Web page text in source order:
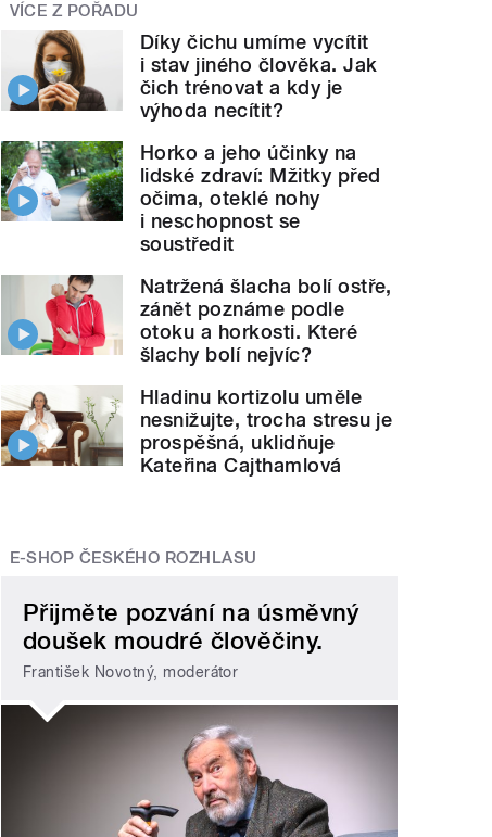
VÍCE Z POŘADU
Díky čichu umíme vycítit
i stav jiného člověka. Jak
čich trénovat a kdy je
výhoda necítit?
Horko a jeho účinky na
lidské zdraví: Mžitky před
očima, oteklé nohy
i neschopnost se
soustředit
Natržená šlacha bolí ostře,
zánět poznáme podle
otoku a horkosti. Které
šlachy bolí nejvíc?
Hladinu kortizolu uměle
nesnižujte, trocha stresu je
prospěšná, uklidňuje
Kateřina Cajthamlová
E-SHOP ČESKÉHO ROZHLASU
Přijměte pozvání na úsměvný
doušek moudré člověčiny.
František Novotný, moderátor